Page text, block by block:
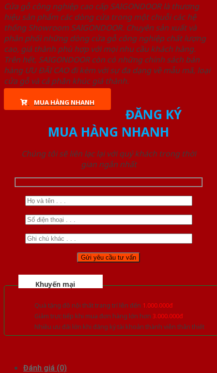
Cửa gỗ công nghiệp cao cấp SAIGONDOOR là thương
hiệu sản phẩm các dòng cửa trong một chuỗi các hệ
thống Showroom SAIGONDOOR. Chuyên sản xuất và
phân phối những dòng cửa gỗ công nghiệp chất lượng
cao, giá thành phù hợp với mọi nhu cầu khách hàng.
Trên hết, SAIGONDOOR còn có những chính sách bán
hàng ƯU ĐÃI CAO đi kèm với sự đa dạng về mẫu mã, loại
cửa gỗ và cả phân khúc giá thành.
MUA HÀNG NHANH
ĐĂNG KÝ
MUA HÀNG NHANH
Chúng tôi sẽ liên lạc lại với quý khách trong thời
gian ngắn nhất
Khuyến mại
Quà tặng đồ nội thất trang trí lên đến 1.000.000đ
Giảm trực tiếp khi mua đơn hàng lớn hơn 3.000.000đ
Nhiều ưu đãi lớn khi đăng ký tài khoản thành viên thân thiết
Đánh giá (0)